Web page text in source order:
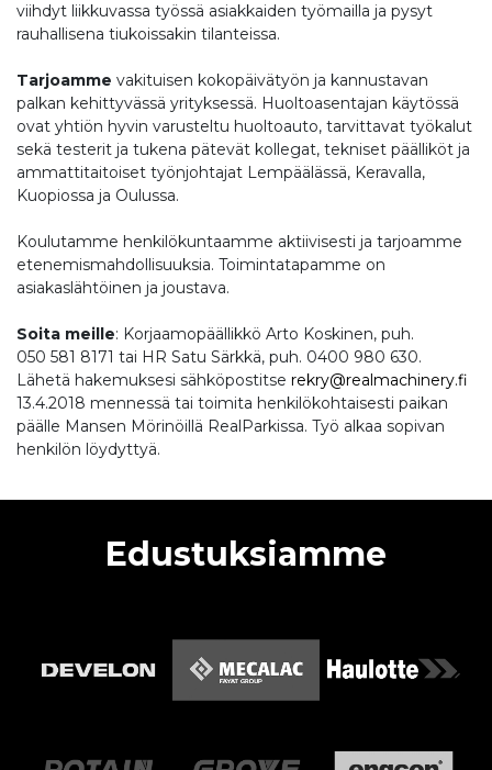
viihdyt liikkuvassa työssä asiakkaiden työmailla ja pysyt
rauhallisena tiukoissakin tilanteissa.
Tarjoamme vakituisen kokopäivätyön ja kannustavan
palkan kehittyvässä yrityksessä. Huoltoasentajan käytössä
ovat yhtiön hyvin varusteltu huoltoauto, tarvittavat työkalut
sekä testerit ja tukena pätevät kollegat, tekniset päälliköt ja
ammattitaitoiset työnjohtajat Lempäälässä, Keravalla,
Kuopiossa ja Oulussa.
Koulutamme henkilökuntaamme aktiivisesti ja tarjoamme
etenemismahdollisuuksia. Toimintatapamme on
asiakaslähtöinen ja joustava.
Soita meille: Korjaamopäällikkö Arto Koskinen, puh.
050 581 8171 tai HR Satu Särkkä, puh. 0400 980 630.
Lähetä hakemuksesi sähköpostitse rekry@realmachinery.fi
13.4.2018 mennessä tai toimita henkilökohtaisesti paikan
päälle Mansen Mörinöillä RealParkissa. Työ alkaa sopivan
henkilön löydyttyä.
Edustuksiamme